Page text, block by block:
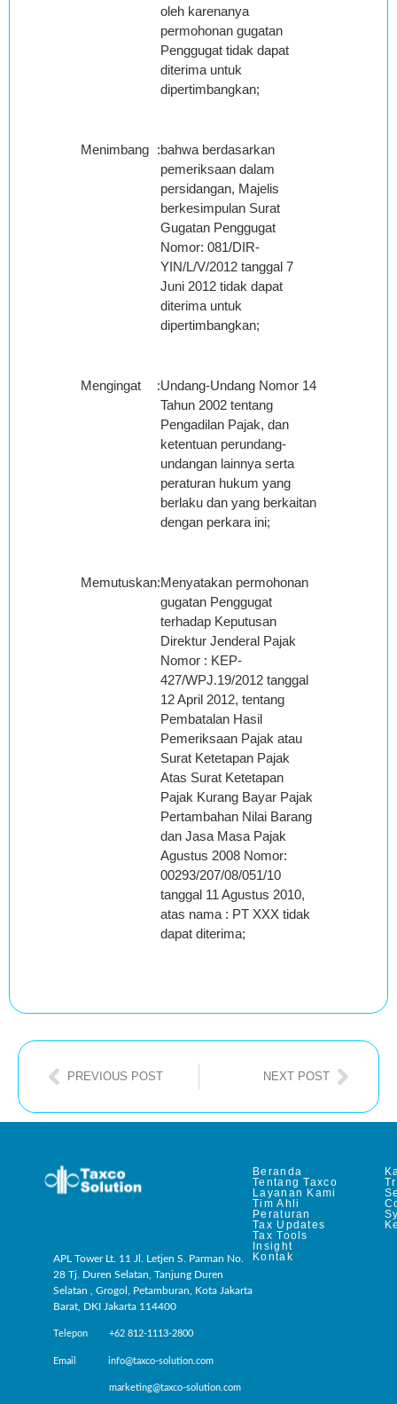
oleh karenanya
permohonan gugatan
Penggugat tidak dapat
diterima untuk
dipertimbangkan;
Menimbang :bahwa berdasarkan
pemeriksaan dalam
persidangan, Majelis
berkesimpulan Surat
Gugatan Penggugat
Nomor: 081/DIR-
YIN/L/V/2012 tanggal 7
Juni 2012 tidak dapat
diterima untuk
dipertimbangkan;
Mengingat :Undang-Undang Nomor 14
Tahun 2002 tentang
Pengadilan Pajak, dan
ketentuan perundang-
undangan lainnya serta
peraturan hukum yang
berlaku dan yang berkaitan
dengan perkara ini;
Memutuskan:Menyatakan permohonan
gugatan Penggugat
terhadap Keputusan
Direktur Jenderal Pajak
Nomor : KEP-
427/WPJ.19/2012 tanggal
12 April 2012, tentang
Pembatalan Hasil
Pemeriksaan Pajak atau
Surat Ketetapan Pajak
Atas Surat Ketetapan
Pajak Kurang Bayar Pajak
Pertambahan Nilai Barang
dan Jasa Masa Pajak
Agustus 2008 Nomor:
00293/207/08/051/10
tanggal 11 Agustus 2010,
atas nama : PT XXX tidak
dapat diterima;
PREVIOUS POST NEXT POST
APL Tower Lt. 11 Jl. Letjen S. Parman No.
28 Tj. Duren Selatan, Tanjung Duren
Selatan , Grogol, Petamburan, Kota Jakarta
Barat, DKI Jakarta 114400
Telepon +62 812-1113-2800
Email info@taxco-solution.com
marketing@taxco-solution.com
Beranda
Tentang Taxco
Layanan Kami
Tim Ahli
Peraturan
Tax Updates
Tax Tools
Insight
Kontak